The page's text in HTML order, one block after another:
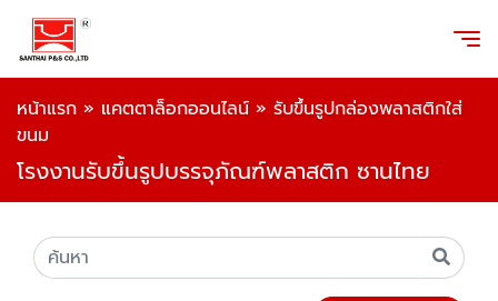
หน้าแรก » แคตตาล็อกออนไลน์ » รับขึ้นรูปกล่องพลาสติกใส่
ขนม
โรงงานรับขึ้นรูปบรรจุภัณฑ์พลาสติก ซานไทย